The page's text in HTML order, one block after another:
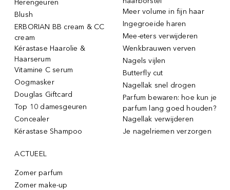
Herengeuren
Blush
ERBORIAN BB cream & CC
cream
Kérastase Haarolie &
Haarserum
Vitamine C serum
Oogmasker
Douglas Giftcard
Top 10 damesgeuren
Concealer
Kérastase Shampoo
Meer volume in fijn haar
Ingegroeide haren
Mee-eters verwijderen
Wenkbrauwen verven
Nagels vijlen
Butterfly cut
Nagellak snel drogen
Parfum bewaren: hoe kun je
parfum lang goed houden?
Nagellak verwijderen
Je nagelriemen verzorgen
ACTUEEL
Zomer parfum
Zomer make-up